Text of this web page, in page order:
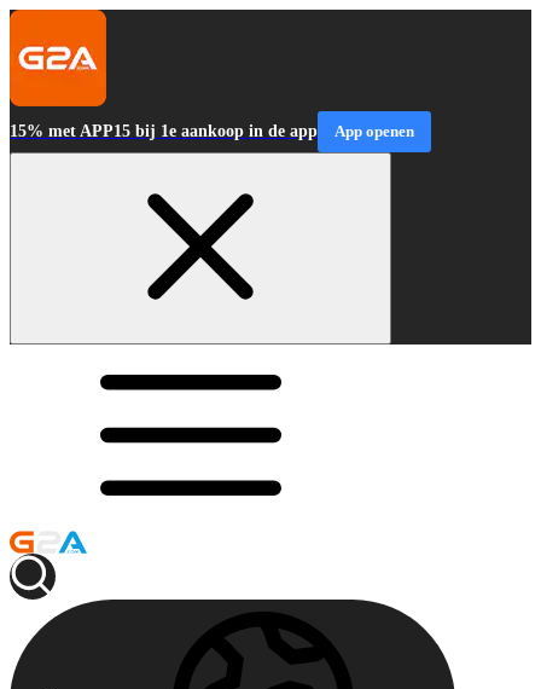
15% met APP15 bij 1e aankoop in de app App openen